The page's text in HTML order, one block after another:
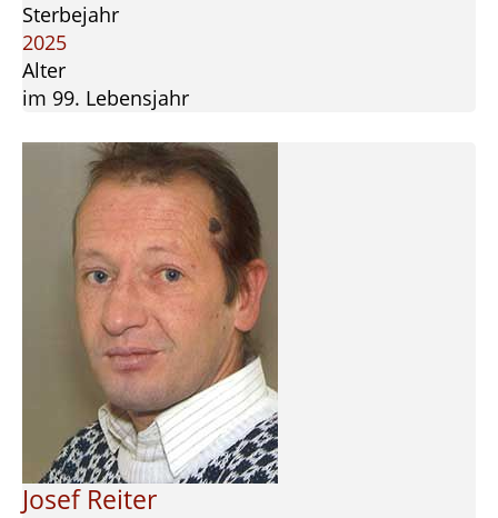
Sterbejahr
2025
Alter
im 99. Lebensjahr
Josef Reiter